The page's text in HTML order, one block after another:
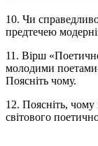
10. Чи
предтечею
11. Вірш
молодими
Поясніть чому.
12. Поясніть, чому
світового